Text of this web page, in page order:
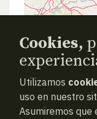
Cookies,
Utilizamos
uso en nuestro
Asumiremos que